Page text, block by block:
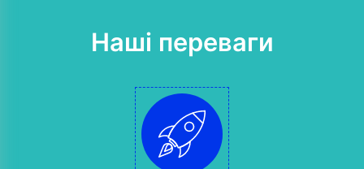
Наші переваги